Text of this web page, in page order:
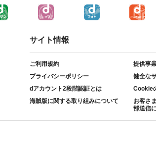
サイト情報
ご利用規約
提供事
プライバシーポリシー
健全な
dアカウント2段階認証とは
Cookie
海賊版に関する取り組みについて
お客さ
部送信